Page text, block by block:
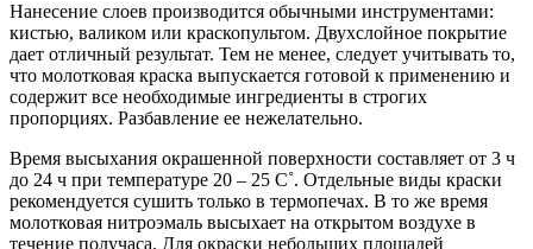
Нанесение слоев производится обычными инструментами:
кистью, валиком или краскопультом. Двухслойное покрытие
дает отличный результат. Тем не менее, следует учитывать то,
что молотковая краска выпускается готовой к применению и
содержит все необходимые ингредиенты в строгих
пропорциях. Разбавление ее нежелательно.
Время высыхания окрашенной поверхности составляет от 3 ч
до 24 ч при температуре 20 – 25 С˚. Отдельные виды краски
рекомендуется сушить только в термопечах. В то же время
молотковая нитроэмаль высыхает на открытом воздухе в
течение получаса. Для окраски небольших площадей